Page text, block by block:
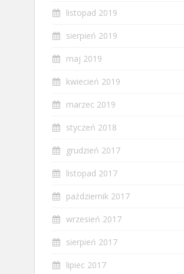
listopad 2019
sierpień 2019
maj 2019
kwiecień 2019
marzec 2019
styczeń 2018
grudzień 2017
listopad 2017
październik 2017
wrzesień 2017
sierpień 2017
lipiec 2017